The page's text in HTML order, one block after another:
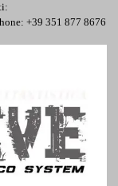
+39351 877 8676